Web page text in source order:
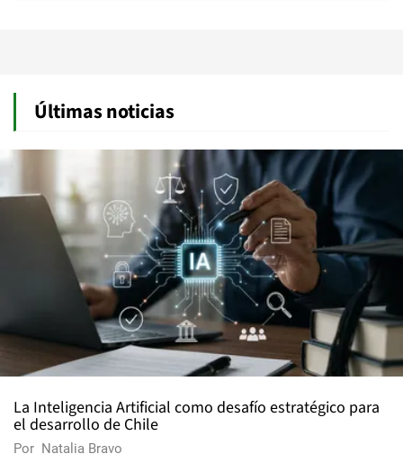
Últimas noticias
La Inteligencia Artificial como desafío estratégico para
el desarrollo de Chile
Por Natalia Bravo